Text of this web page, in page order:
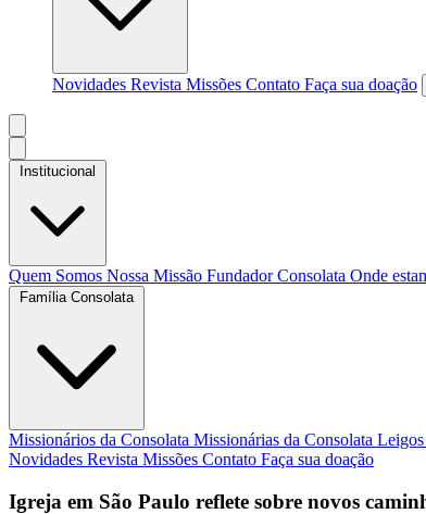
Novidades Revista Missões Contato Faça sua doação
Institucional
Quem Somos Nossa Missão FundadorConsolata Onde
Família Consolata
Missionários da Consolata Missionárias da Consolata
Novidades Revista Missões Contato Faça sua doação
Igreja em São Paulo reflete sobre novos